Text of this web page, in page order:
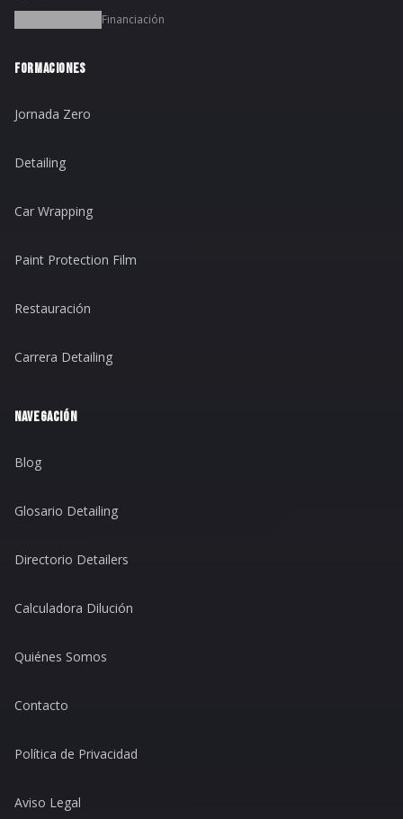
Financiación
FORMACIONES
Jornada Zero
Detailing
Car Wrapping
Paint Protection Film
Restauración
Carrera Detailing
NAVEGACIÓN
Blog
Glosario Detailing
Directorio Detailers
Calculadora Dilución
Quiénes Somos
Contacto
Política de Privacidad
Aviso Legal